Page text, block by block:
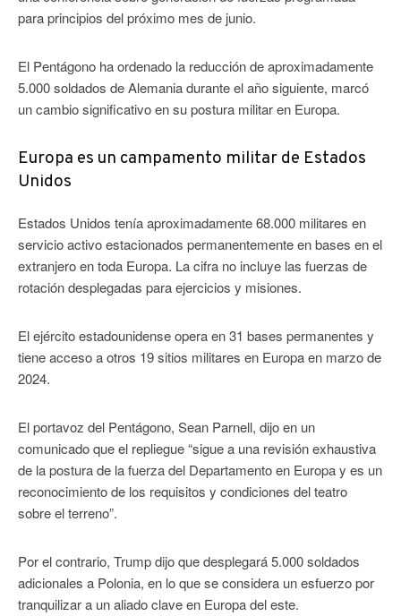
para principios del próximo mes de junio.
El Pentágono ha ordenado la reducción de aproximadamente
5.000 soldados de Alemania durante el año siguiente, marcó
un cambio significativo en su postura militar en Europa.
Europa es un campamento militar de Estados
Unidos
Estados Unidos tenía aproximadamente 68.000 militares en
servicio activo estacionados permanentemente en bases en el
extranjero en toda Europa. La cifra no incluye las fuerzas de
rotación desplegadas para ejercicios y misiones.
El ejército estadounidense opera en 31 bases permanentes y
tiene acceso a otros 19 sitios militares en Europa en marzo de
2024.
El portavoz del Pentágono, Sean Parnell, dijo en un
comunicado que el repliegue “sigue a una revisión exhaustiva
de la postura de la fuerza del Departamento en Europa y es un
reconocimiento de los requisitos y condiciones del teatro
sobre el terreno”.
Por el contrario, Trump dijo que desplegará 5.000 soldados
adicionales a Polonia, en lo que se considera un esfuerzo por
tranquilizar a un aliado clave en Europa del este.